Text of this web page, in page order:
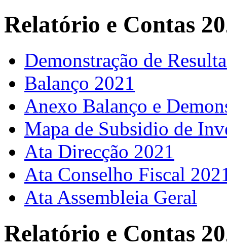
Relatório e Contas
Demonstração de
Balanço 2021
Anexo Balanço e
Mapa de Subsidio de
Ata Direcção 2021
Ata Conselho Fiscal
Ata Assembleia Geral
Relatório e Contas